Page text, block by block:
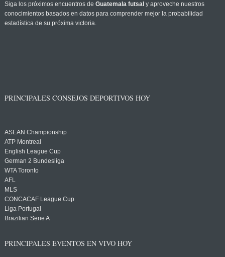
Siga los próximos encuentros de Guatemala futsal y aproveche nuestros
conocimientos basados en datos para comprender mejor la probabilidad
estadística de su próxima victoria.
PRINCIPALES CONSEJOS DEPORTIVOS HOY
ASEAN Championship
ATP Montreal
English League Cup
German 2 Bundesliga
WTA Toronto
AFL
MLS
CONCACAF League Cup
Liga Portugal
Brazilian Serie A
PRINCIPALES EVENTOS EN VIVO HOY